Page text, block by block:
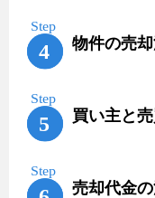
物件の売
買い主と
売却代金